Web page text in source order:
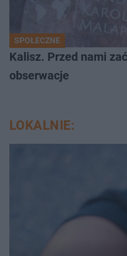
SPOŁECZNE
Kalisz. Przed nami
obserwacje
LOKALNIE: